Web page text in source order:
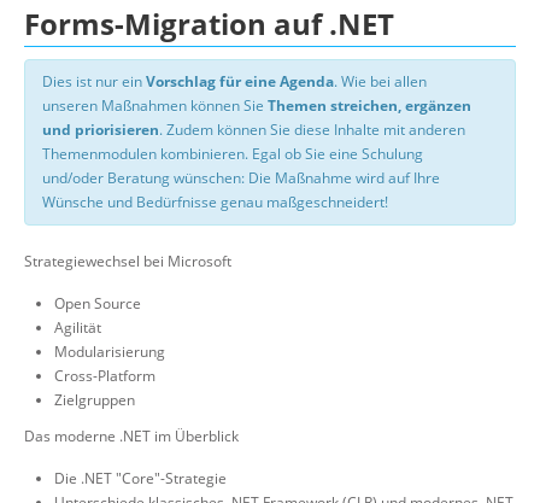
Forms-Migration auf .NET
Dies ist nur einVorschlag für eine Agenda. Wie bei allen
unseren Maßnahmen können Sie Themen streichen, ergänzen
und priorisieren. Zudem können Sie diese Inhalte mit anderen
Themenmodulen kombinieren. Egal ob Sie eine Schulung
und/oder Beratung wünschen: Die Maßnahme wird auf Ihre
Wünsche und Bedürfnisse genau maßgeschneidert!
Strategiewechsel bei Microsoft
Open Source
Agilität
Modularisierung
Cross-Platform
Zielgruppen
Das moderne .NET im Überblick
Die .NET "Core"-Strategie